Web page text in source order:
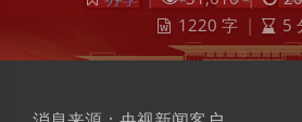
1220 字 | 5